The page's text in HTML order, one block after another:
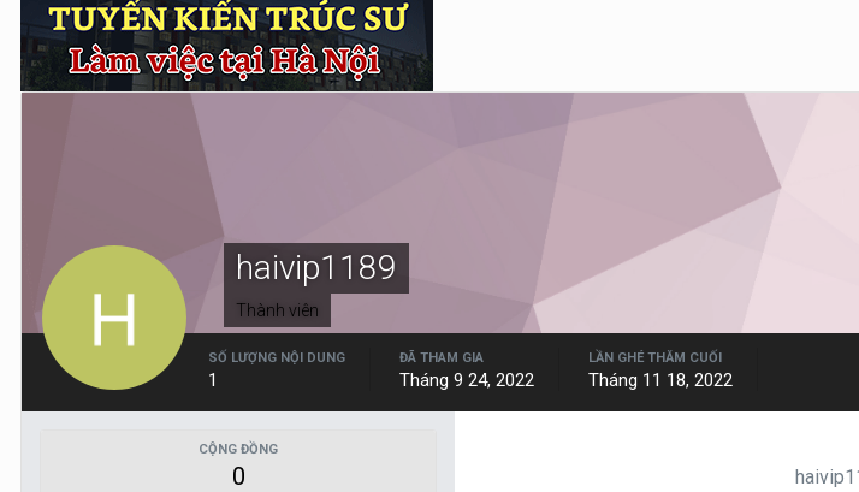
haivip1189
Thành viên
SỐ LƯỢNG NỘI DUNG
1
ĐÃ THAM GIA
Tháng 9 24, 2022
LẦN GHÉ THĂM CUỐI
Tháng 11 18, 2022
CỘNG ĐỒNG
0